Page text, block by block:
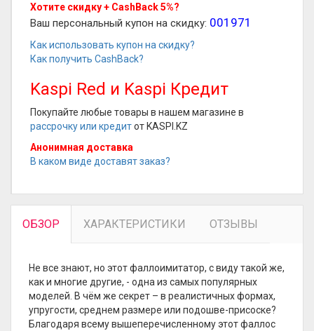
Хотите скидку + CashBack 5%?
Ваш персональный купон на скидку: 001971
Как использовать купон на скидку?
Как получить CashBack?
Kaspi Red и Kaspi Кредит
Покупайте любые товары в нашем магазине в
рассрочку или кредитот KASPI.KZ
Анонимная доставка
В каком виде доставят заказ?
ОБЗОР ХАРАКТЕРИСТИКИ ОТЗЫВЫ
Не все знают, но этот фаллоимитатор, с виду такой же,
как и многие другие, - одна из самых популярных
моделей. В чём же секрет – в реалистичных формах,
упругости, среднем размере или подошве-присоске?
Благодаря всему вышеперечисленному этот фаллос